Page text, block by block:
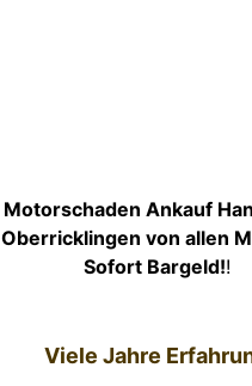
Motorschaden Ankauf
Oberricklingen von allen
Sofort Bargeld!!
Viele Jahre